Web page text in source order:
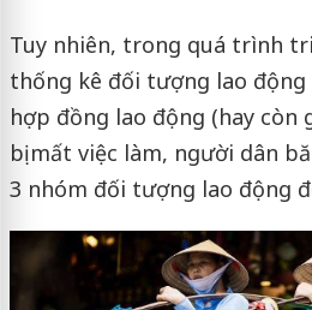
Tuy nhiên, trong quá trình
thống kê đối tượng lao
hợp đồng lao động (hay còn
bị mất việc làm, người dân
3 nhóm đối tượng lao động